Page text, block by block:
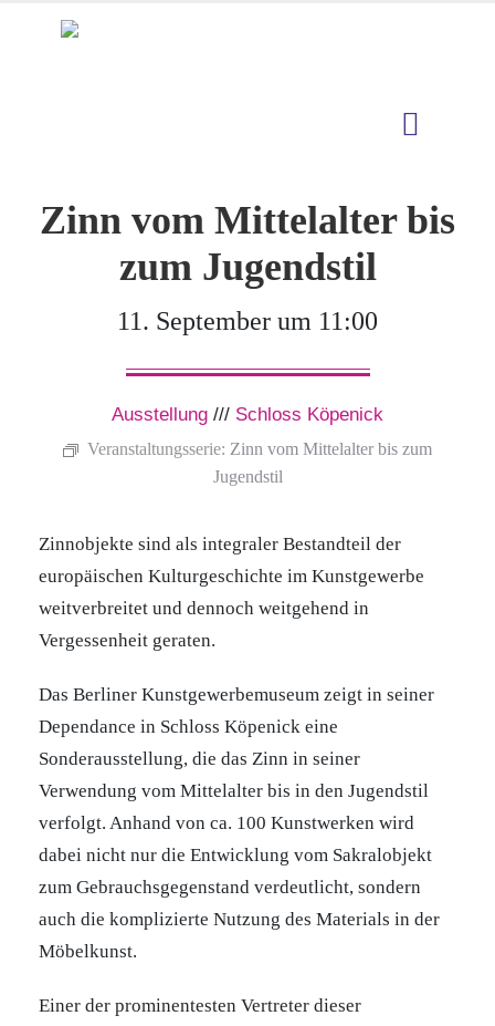
Zinn vom Mittelalter bis
zum Jugendstil
11. September um 11:00
Ausstellung /// Schloss Köpenick
Veranstaltungsserie: Zinn vom Mittelalter bis zum
Jugendstil
Zinnobjekte sind als integraler Bestandteil der
europäischen Kulturgeschichte im Kunstgewerbe
weitverbreitet und dennoch weitgehend in
Vergessenheit geraten.
Das Berliner Kunstgewerbemuseum zeigt in seiner
Dependance in Schloss Köpenick eine
Sonderausstellung, die das Zinn in seiner
Verwendung vom Mittelalter bis in den Jugendstil
verfolgt. Anhand von ca. 100 Kunstwerken wird
dabei nicht nur die Entwicklung vom Sakralobjekt
zum Gebrauchsgegenstand verdeutlicht, sondern
auch die komplizierte Nutzung des Materials in der
Möbelkunst.
Einer der prominentesten Vertreter dieser